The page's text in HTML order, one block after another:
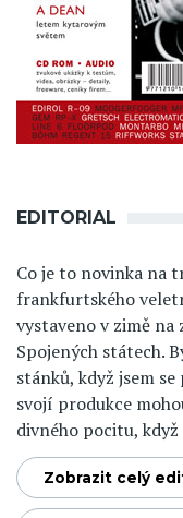
EDITORIAL
Co je to novinka na
frankfurtského
vystaveno v zimě na
Spojených státech.
stánků, když jsem
svojí produkce
divného pocitu, když
Zobrazit celý